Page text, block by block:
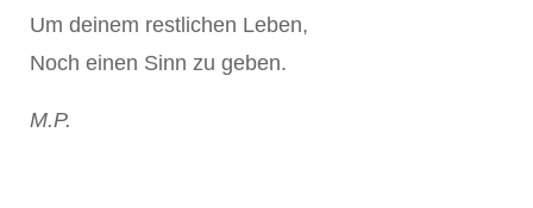
Um deinem restlichen Leben,
Noch einen Sinn zu geben.
M.P.